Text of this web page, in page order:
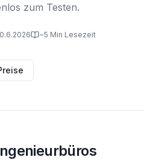
zum Testen.
~5 Min Lesezeit